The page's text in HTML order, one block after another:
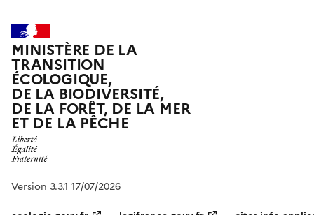
MINISTÈRE DE LA
TRANSITION
ÉCOLOGIQUE,
DE LA BIODIVERSITÉ,
DE LA FORÊT, DE LA MER
ET DE LA PÊCHE
Version 3.3.1 17/07/2026